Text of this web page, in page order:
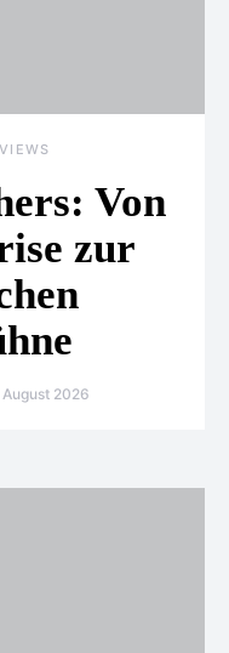
Von
zur
August 2026